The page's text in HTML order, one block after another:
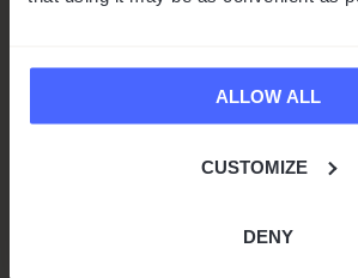
ALLOW ALL
CUSTOMIZE
DENY